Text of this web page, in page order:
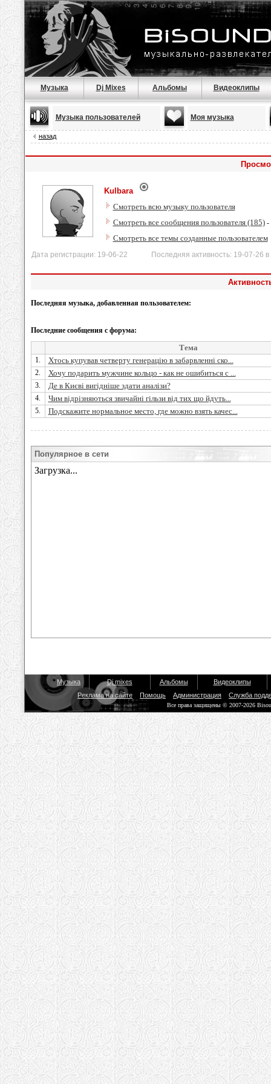
Музыка Dj Mixes Альбомы Видеоклипы
Музыка пользователей Моя музыка
назад
Kulbara
Смотреть всю музыку пользователя
Смотреть все сообщения пользователя (185)-
Смотреть все темы созданные пользователем
Дата регистрации: 19-06-22 Последняя активность: 19-07-26 в
Последняя музыка, добавленная пользователем:
Последние сообщения с форума:
Тема
1. Хтось купував четверту генерацію в забарвленні ско...
2. Хочу подарить мужчине кольцо - как не ошибиться с ...
3. Де в Києві вигідніше здати аналізи?
4. Чим відрізняються звичайні гільзи від тих що йдуть...
5. Подскажите нормальное место, где можно взять качес...
Популярное в сети
Музыка Dj mixes Альбомы
Видеоклипы
Реклама на сайте
Помощь Администрация Служба
Все права защищены © 2007-2026